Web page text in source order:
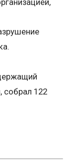
собрал 122